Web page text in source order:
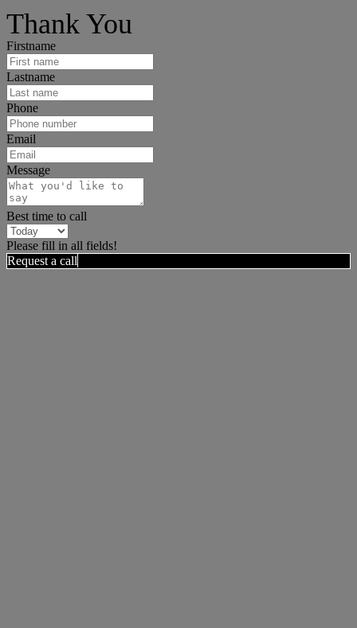
Thank You
Firstname
Lastname
Phone
Email
Message
Best time to call
Please fill in all fields!
Request a call